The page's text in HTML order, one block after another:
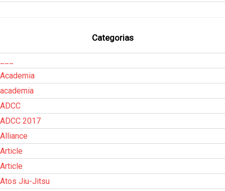
Categorias
Academia
academia
ADCC
ADCC 2017
Alliance
Article
Article
Atos Jiu-Jitsu